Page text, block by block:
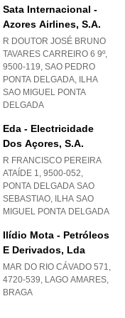
Sata Internacional -
Azores Airlines, S.a.
R DOUTOR JOSÉ BRUNO
TAVARES CARREIRO 6 9º,
9500-119, SAO PEDRO
PONTA DELGADA, ILHA
SAO MIGUEL PONTA
DELGADA
Eda - Electricidade
Dos Açores, S.a.
R FRANCISCO PEREIRA
ATAÍDE 1, 9500-052,
PONTA DELGADA SAO
SEBASTIAO, ILHA SAO
MIGUEL PONTA DELGADA
Ilídio Mota - Petróleos
E Derivados, Lda
MAR DO RIO CÁVADO 571,
4720-539, LAGO AMARES,
BRAGA